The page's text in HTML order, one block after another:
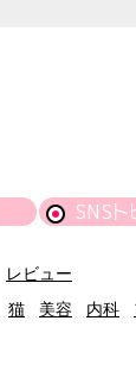
SNSト
レビュー
猫 美容 内科